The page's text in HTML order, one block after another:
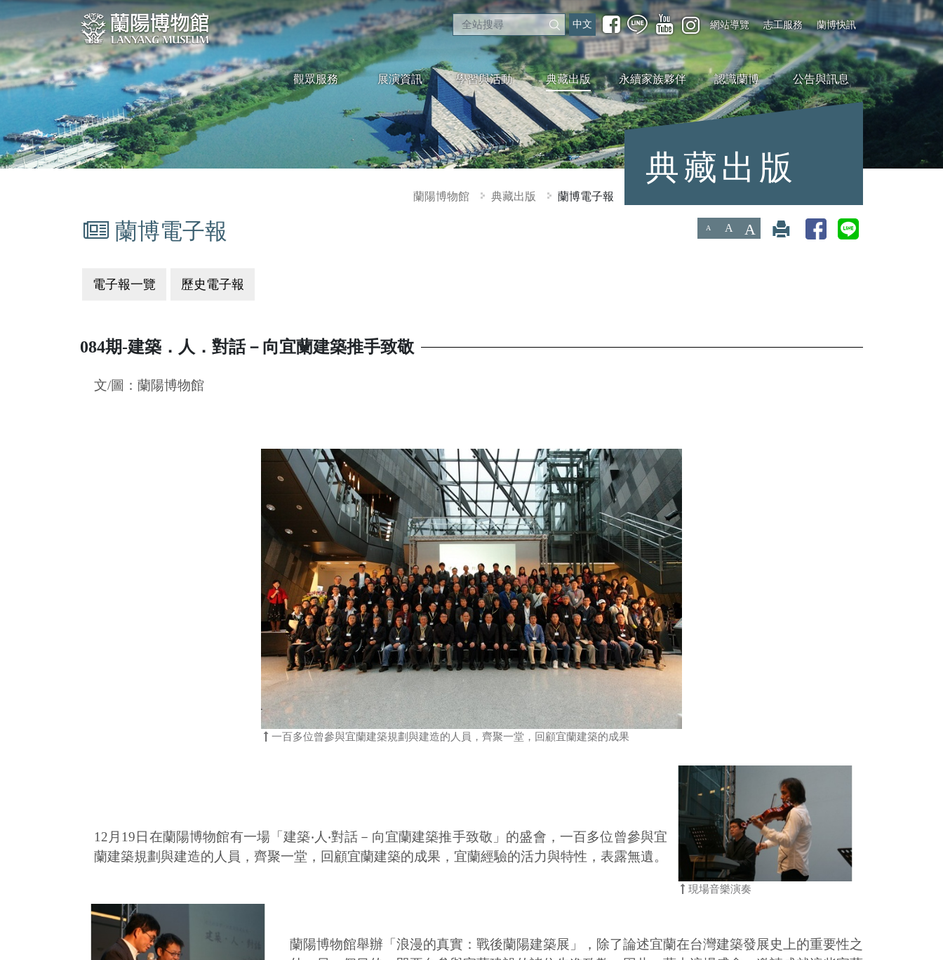
中
央
內
塊
中文 蘭博快訊
志工服務
網站導覽
觀眾服務 展演資訊 學習與活動 典藏出版 永續家族夥伴 認識蘭博 公告與訊息
典藏出版
蘭陽博物館 典藏出版 蘭博電子報
蘭博電子報 A A A
電子報一覽 歷史電子報
084期-建築．人．對話－向宜蘭建築推手致敬
文/圖：蘭陽博物館
一百多位曾參與宜蘭建築規劃與建造的人員，齊聚一堂，回顧宜蘭建築的成果
12月19日在蘭陽博物館有一場「建築‧人‧對話－向宜蘭建築推手致敬」的盛會，一百多位曾參與宜
蘭建築規劃與建造的人員，齊聚一堂，回顧宜蘭建築的成果，宜蘭經驗的活力與特性，表露無遺。
現場音樂演奏
蘭陽博物館舉辦「浪漫的真實：戰後蘭陽建築展」，除了論述宜蘭在台灣建築發展史上的重要性之